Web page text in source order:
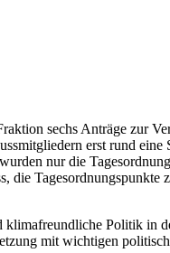
sechs Anträge zur
erst rund
nur die
Tagesordnungspunkte
Politik in
mit wichtigen